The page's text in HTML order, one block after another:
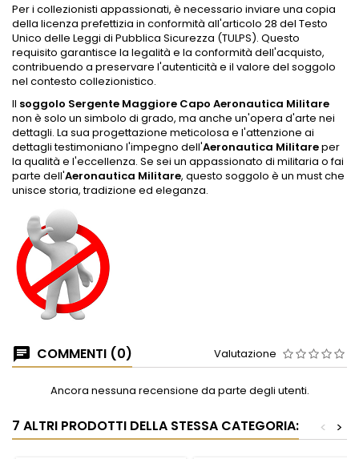
Per i collezionisti appassionati, è necessario inviare una copia
della licenza prefettizia in conformità all'articolo 28 del Testo
Unico delle Leggi di Pubblica Sicurezza (TULPS). Questo
requisito garantisce la legalità e la conformità dell'acquisto,
contribuendo a preservare l'autenticità e il valore del soggolo
nel contesto collezionistico.
Il soggolo Sergente Maggiore Capo Aeronautica Militare
non è solo un simbolo di grado, ma anche un'opera d'arte nei
dettagli. La sua progettazione meticolosa e l'attenzione ai
dettagli testimoniano l'impegno dell'Aeronautica Militareper
la qualità e l'eccellenza. Se sei un appassionato di militaria o fai
parte dell'Aeronautica Militare, questo soggolo è un must che
unisce storia, tradizione ed eleganza.
COMMENTI (0) Valutazione
Ancora nessuna recensione da parte degli utenti.
7 ALTRI PRODOTTI DELLA STESSA CATEGORIA: >
<